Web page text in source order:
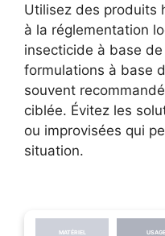
Utilisez des produits
à la réglementation
insecticide à base
formulations à base
souvent
ciblée. Évitez les
ou improvisées qui
situation.
MATÉRIEL USAGE